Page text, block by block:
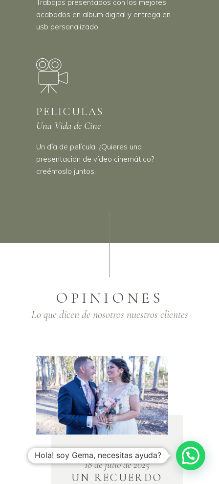
Trabajos presentados con los mejores
acabados en album digital y entrega en
usb personalizado.
PELICULAS
Una Vida de Cine
Un día de película. ¿Quieres una
presentación de vídeo cinemático?
creémoslo juntos.
OPINIONES
Lo que dicen de nosotros nuestros clientes
de 2025 31 de agosto de 2025
TRATO
Hola! soy Gema, necesitas ayuda?